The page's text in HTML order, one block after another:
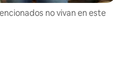
no vivan en este